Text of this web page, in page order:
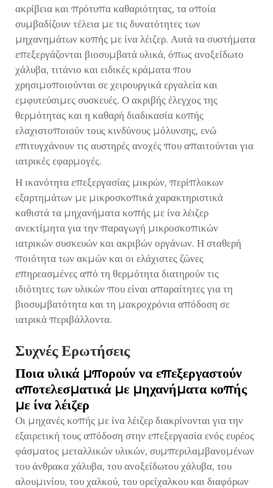
ακρίβεια και πρότυπα καθαριότητας, τα οποία
συμβαδίζουν τέλεια με τις δυνατότητες των
μηχανημάτων κοπής με ίνα λέιζερ. Αυτά τα συστήματα
επεξεργάζονται βιοσυμβατά υλικά, όπως ανοξείδωτο
χάλυβα, τιτάνιο και ειδικές κράματα που
χρησιμοποιούνται σε χειρουργικά εργαλεία και
εμφυτεύσιμες συσκευές. Ο ακριβής έλεγχος της
θερμότητας και η καθαρή διαδικασία κοπής
ελαχιστοποιούν τους κινδύνους μόλυνσης, ενώ
επιτυγχάνουν τις αυστηρές ανοχές που απαιτούνται για
ιατρικές εφαρμογές.
Η ικανότητα επεξεργασίας μικρών, περίπλοκων
εξαρτημάτων με μικροσκοπικά χαρακτηριστικά
καθιστά τα μηχανήματα κοπής με ίνα λέιζερ
ανεκτίμητα για την παραγωγή μικροσκοπικών
ιατρικών συσκευών και ακριβών οργάνων. Η σταθερή
ποιότητα των ακμών και οι ελάχιστες ζώνες
επηρεασμένες από τη θερμότητα διατηρούν τις
ιδιότητες των υλικών που είναι απαραίτητες για τη
βιοσυμβατότητα και τη μακροχρόνια απόδοση σε
ιατρικά περιβάλλοντα.
Συχνές Ερωτήσεις
Ποια υλικά μπορούν να επεξεργαστούν
αποτελεσματικά με μηχανήματα κοπής
με ίνα λέιζερ
Οι μηχανές κοπής με ίνα λέιζερ διακρίνονται για την
εξαιρετική τους απόδοση στην επεξεργασία ενός ευρέος
φάσματος μεταλλικών υλικών, συμπεριλαμβανομένων
του άνθρακα χάλυβα, του ανοξείδωτου χάλυβα, του
αλουμινίου, του χαλκού, του ορείχαλκου και διαφόρων